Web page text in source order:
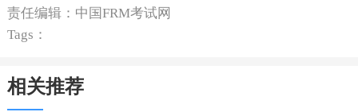
责任编辑：中国FRM考试网
Tags：
相关推荐